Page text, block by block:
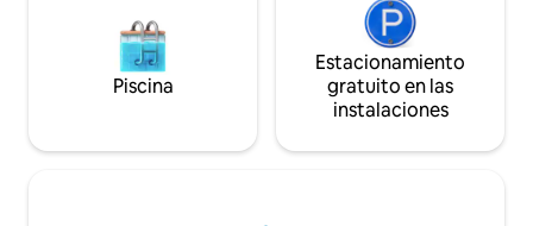
Piscina
Estacionamiento
gratuito en las
instalaciones